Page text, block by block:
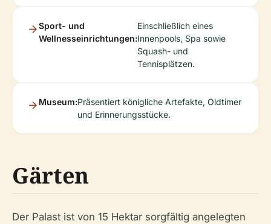
Sport- und
Wellnesseinrichtungen:
Einschließlich eines
Innenpools, Spa sowie
Squash- und
Tennisplätzen.
Museum:Präsentiert königliche Artefakte, Oldtimer
und Erinnerungsstücke.
Gärten
Der Palast ist von 15 Hektar sorgfältig angelegten